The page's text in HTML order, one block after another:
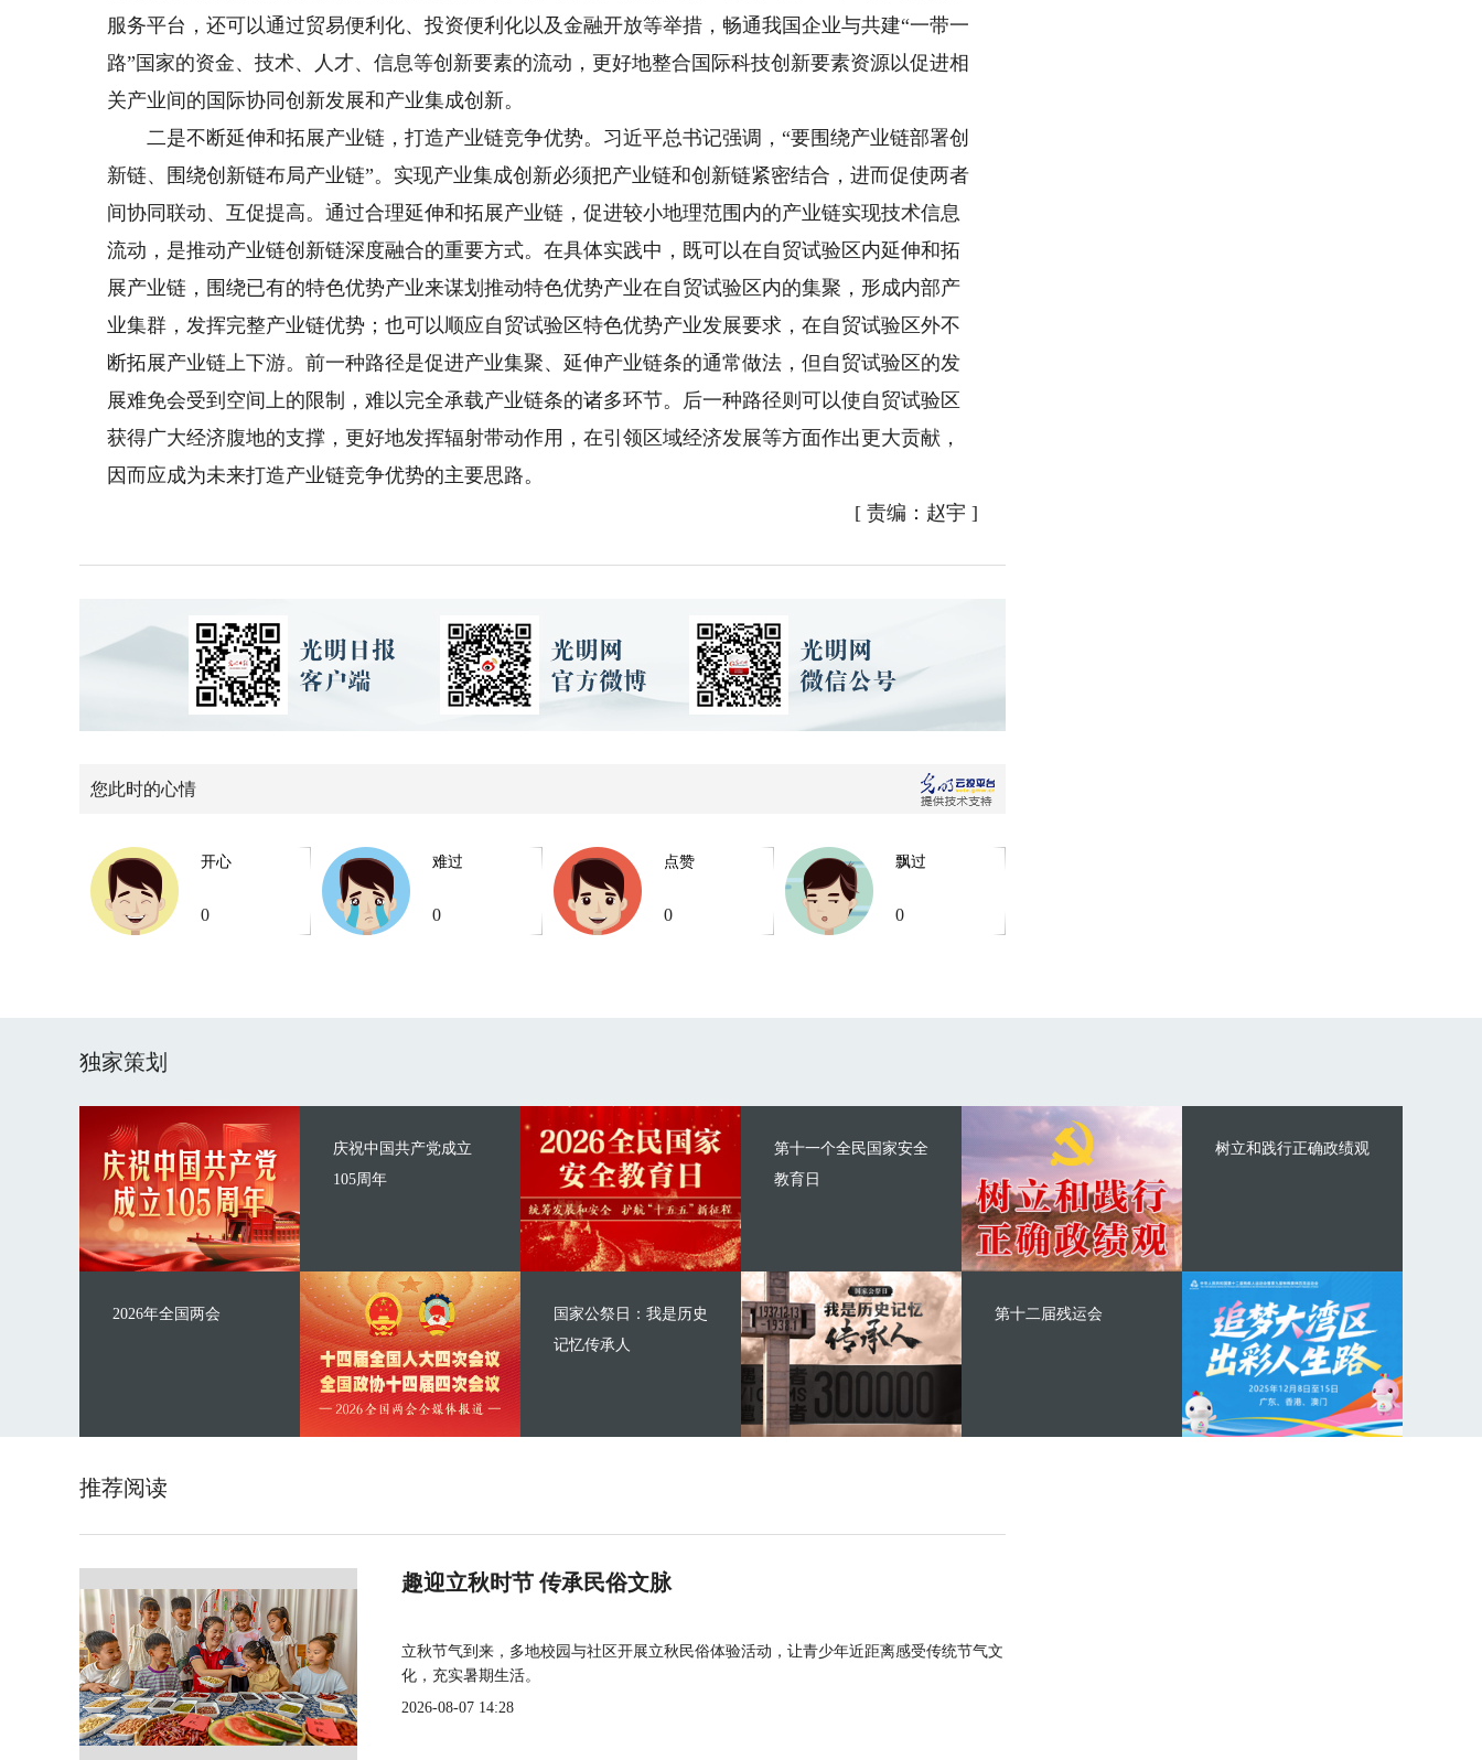
服务平台，还可以通过贸易便利化、投资便利化以及金融开放等举措，畅通我国企业与共建“一带一
路”国家的资金、技术、人才、信息等创新要素的流动，更好地整合国际科技创新要素资源以促进相
关产业间的国际协同创新发展和产业集成创新。
二是不断延伸和拓展产业链，打造产业链竞争优势。习近平总书记强调，“要围绕产业链部署创
新链、围绕创新链布局产业链”。实现产业集成创新必须把产业链和创新链紧密结合，进而促使两者
间协同联动、互促提高。通过合理延伸和拓展产业链，促进较小地理范围内的产业链实现技术信息
流动，是推动产业链创新链深度融合的重要方式。在具体实践中，既可以在自贸试验区内延伸和拓
展产业链，围绕已有的特色优势产业来谋划推动特色优势产业在自贸试验区内的集聚，形成内部产
业集群，发挥完整产业链优势；也可以顺应自贸试验区特色优势产业发展要求，在自贸试验区外不
断拓展产业链上下游。前一种路径是促进产业集聚、延伸产业链条的通常做法，但自贸试验区的发
展难免会受到空间上的限制，难以完全承载产业链条的诸多环节。后一种路径则可以使自贸试验区
获得广大经济腹地的支撑，更好地发挥辐射带动作用，在引领区域经济发展等方面作出更大贡献，
因而应成为未来打造产业链竞争优势的主要思路。
[ 责编：赵宇 ]
您此时的心情
开心
0
难过
0
点赞
0
飘过
0
独家策划
庆祝中国共产党成立
105周年
2026年全国两会
第十一个全民国家安全
教育日
国家公祭日：我是历史
记忆传承人
树立和践行正确政绩观
第十二届残运会
推荐阅读
趣迎立秋时节 传承民俗文脉
立秋节气到来，多地校园与社区开展立秋民俗体验活动，让青少年近距离感受传统节气文
化，充实暑期生活。
2026-08-07 14:28